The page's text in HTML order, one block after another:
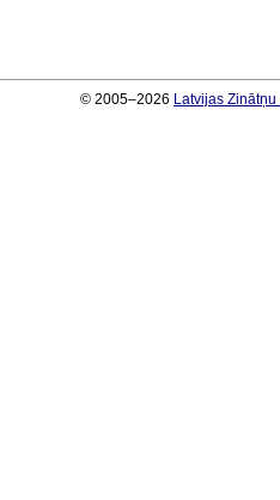
© 2005–2026 Latvijas